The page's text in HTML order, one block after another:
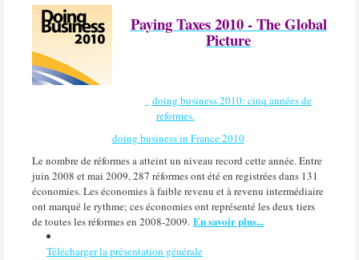
Paying Taxes 2010 - The Global
Picture
doing business 2010: cinq années de
reformes.
doing business in France 2010
Le nombre de réformes a atteint un niveau record cette année. Entre
juin 2008 et mai 2009, 287 réformes ont été en registrées dans 131
économies. Les économies à faible revenu et à revenu intermédiaire
ont marqué le rythme; ces économies ont représenté les deux tiers
de toutes les réformes en 2008-2009. En savoir plus...
Télécharger la présentation générale